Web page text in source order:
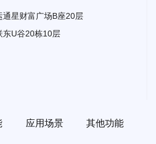
通星财富广场B座20层
东U谷20栋10层
应用场景 其他功能